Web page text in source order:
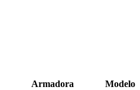
Armadora Modelo